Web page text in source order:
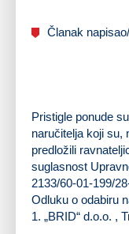
Članak
Pristigle ponude
naručitelja koji su,
predložili
suglasnost
2133/60-01-199/
Odluku o odabiru
1. „BRID“ d.o.o. ,